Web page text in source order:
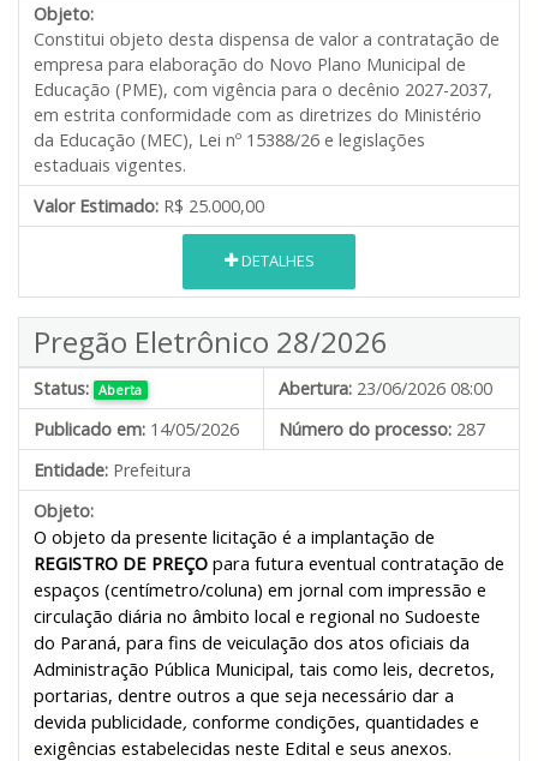
Objeto:
Constitui objeto desta dispensa de valor a contratação de
empresa para elaboração do Novo Plano Municipal de
Educação (PME), com vigência para o decênio 2027-2037,
em estrita conformidade com as diretrizes do Ministério
da Educação (MEC), Lei nº 15388/26 e legislações
estaduais vigentes.
Valor Estimado: R$ 25.000,00
DETALHES
Pregão Eletrônico 28/2026
Status: Aberta Abertura: 23/06/2026 08:00
Publicado em: 14/05/2026 Número do processo: 287
Entidade: Prefeitura
Objeto:
O objeto da presente licitação é a implantação de
REGISTRO DE PREÇO para futura eventual contratação de
espaços (centímetro/coluna) em jornal com impressão e
circulação diária no âmbito local e regional no Sudoeste
do Paraná, para fins de veiculação dos atos oficiais da
Administração Pública Municipal, tais como leis, decretos,
portarias, dentre outros a que seja necessário dar a
devida publicidade, conforme condições, quantidades e
exigências estabelecidas neste Edital e seus anexos.